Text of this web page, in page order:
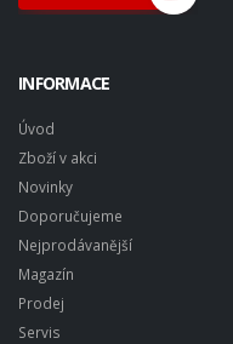
INFORMACE
Úvod
Zboží v akci
Novinky
Doporučujeme
Nejprodávanější
Magazín
Prodej
Servis